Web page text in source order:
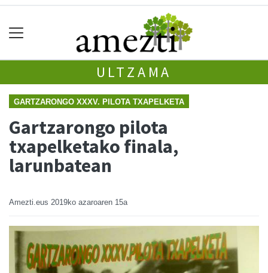
ULTZAMA
GARTZARONGO XXXV. PILOTA TXAPELKETA
Gartzarongo pilota
txapelketako finala,
larunbatean
Amezti.eus 2019ko azaroaren 15a